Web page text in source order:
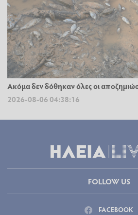
Ακόμα δεν δόθηκαν όλες οι
2026-08-06 04:38:16
FOLLOW US
FACEBOOK